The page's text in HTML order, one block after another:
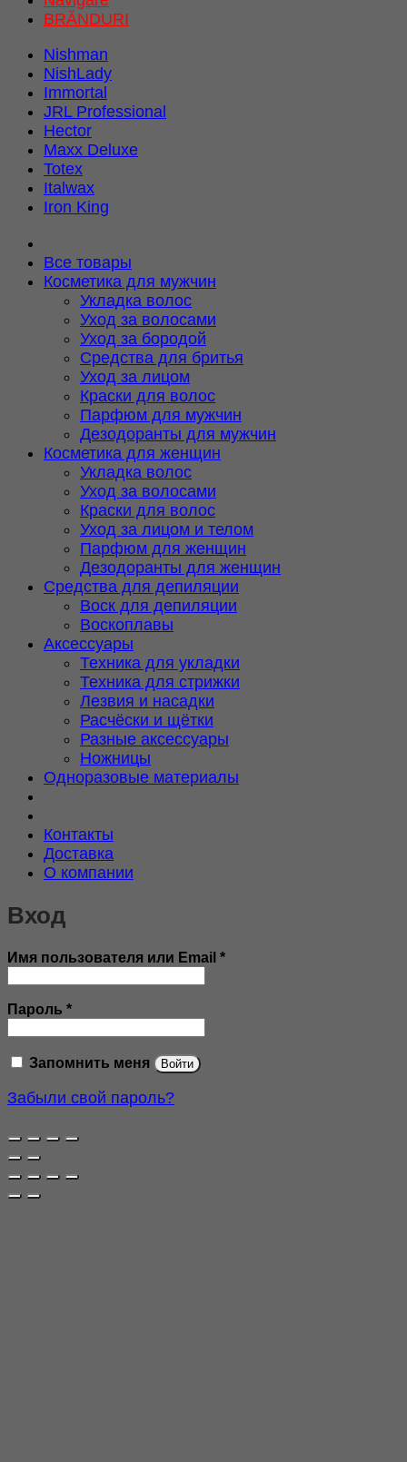
BRĂNDURI
Nishman
NishLady
Immortal
JRL Professional
Hector
Maxx Deluxe
Totex
Italwax
Iron King
Все товары
Косметика для мужчин
Укладка волос
Уход за волосами
Уход за бородой
Средства для бритья
Уход за лицом
Краски для волос
Парфюм для мужчин
Дезодоранты для мужчин
Косметика для женщин
Укладка волос
Уход за волосами
Краски для волос
Уход за лицом и телом
Парфюм для женщин
Дезодоранты для женщин
Средства для депиляции
Воск для депиляции
Воскоплавы
Аксессуары
Техника для укладки
Техника для стрижки
Лезвия и насадки
Расчёски и щётки
Разные аксессуары
Ножницы
Одноразовые материалы
Контакты
Доставка
О компании
Вход
Имя пользователя или Email *Обязательно
Пароль *Обязательно
Запомнить меня Войти
Забыли свой пароль?